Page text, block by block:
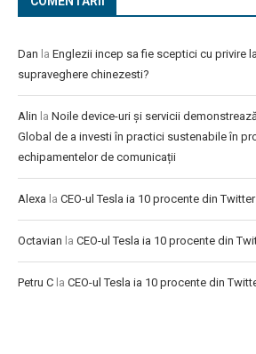
Dan la Englezii incep sa fie sceptici cu privire
supraveghere chinezesti?
Alin la Noile device-uri și servicii
Global de a investi în practici sustenabile în
echipamentelor de comunicații
Alexa la CEO-ul Tesla ia 10 procente din Twitter
Octavian la CEO-ul Tesla ia 10 procente din
Petru C la CEO-ul Tesla ia 10 procente din